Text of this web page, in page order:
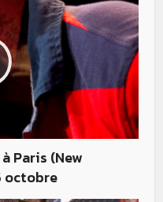
Paris (New
octobre